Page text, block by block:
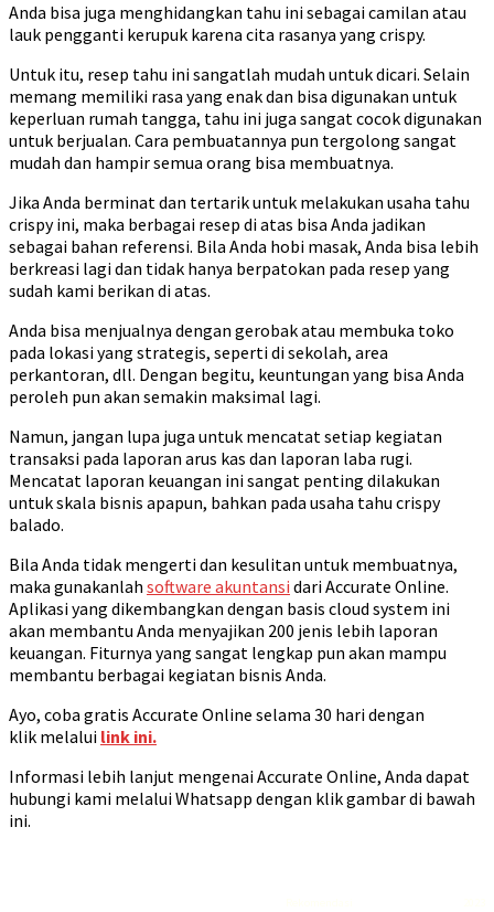
Anda bisa juga menghidangkan tahu ini sebagai camilan atau
lauk pengganti kerupuk karena cita rasanya yang crispy.
Untuk itu, resep tahu ini sangatlah mudah untuk dicari. Selain
memang memiliki rasa yang enak dan bisa digunakan untuk
keperluan rumah tangga, tahu ini juga sangat cocok digunakan
untuk berjualan. Cara pembuatannya pun tergolong sangat
mudah dan hampir semua orang bisa membuatnya.
Jika Anda berminat dan tertarik untuk melakukan usaha tahu
crispy ini, maka berbagai resep di atas bisa Anda jadikan
sebagai bahan referensi. Bila Anda hobi masak, Anda bisa lebih
berkreasi lagi dan tidak hanya berpatokan pada resep yang
sudah kami berikan di atas.
Anda bisa menjualnya dengan gerobak atau membuka toko
pada lokasi yang strategis, seperti di sekolah, area
perkantoran, dll. Dengan begitu, keuntungan yang bisa Anda
peroleh pun akan semakin maksimal lagi.
Namun, jangan lupa juga untuk mencatat setiap kegiatan
transaksi pada laporan arus kas dan laporan laba rugi.
Mencatat laporan keuangan ini sangat penting dilakukan
untuk skala bisnis apapun, bahkan pada usaha tahu crispy
balado.
Bila Anda tidak mengerti dan kesulitan untuk membuatnya,
maka gunakanlah software akuntansi dari Accurate Online.
Aplikasi yang dikembangkan dengan basis cloud system ini
akan membantu Anda menyajikan 200 jenis lebih laporan
keuangan. Fiturnya yang sangat lengkap pun akan mampu
membantu berbagai kegiatan bisnis Anda.
Ayo, coba gratis Accurate Online selama 30 hari dengan
klik melalui link ini.
Informasi lebih lanjut mengenai Accurate Online, Anda dapat
hubungi kami melalui Whatsapp dengan klik gambar di bawah
ini.